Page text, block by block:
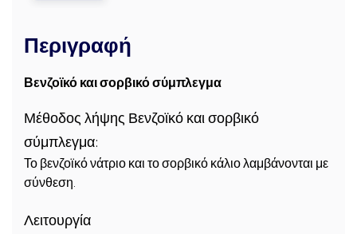
Περιγραφή
Βενζοϊκό και σορβικό σύμπλεγμα
Μέθοδος λήψης Βενζοϊκό και σορβικό
σύμπλεγμα:
Το βενζοϊκό νάτριο και το σορβικό κάλιο λαμβάνονται με
σύνθεση.
Λειτουργία